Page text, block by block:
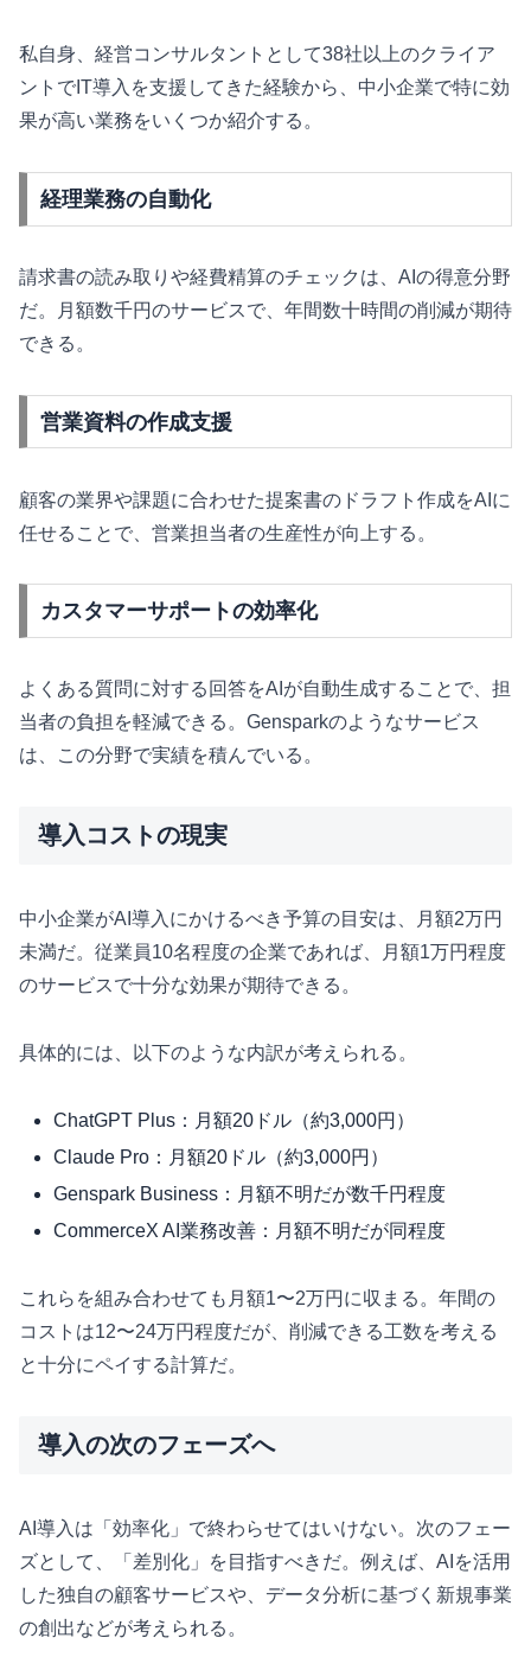
私自身、経営コンサルタントとして38社以上のクライア
ントでIT導入を支援してきた経験から、中小企業で特に効
果が高い業務をいくつか紹介する。
経理業務の自動化
請求書の読み取りや経費精算のチェックは、AIの得意分野
だ。月額数千円のサービスで、年間数十時間の削減が期待
できる。
営業資料の作成支援
顧客の業界や課題に合わせた提案書のドラフト作成をAIに
任せることで、営業担当者の生産性が向上する。
カスタマーサポートの効率化
よくある質問に対する回答をAIが自動生成することで、担
当者の負担を軽減できる。Gensparkのようなサービス
は、この分野で実績を積んでいる。
導入コストの現実
中小企業がAI導入にかけるべき予算の目安は、月額2万円
未満だ。従業員10名程度の企業であれば、月額1万円程度
のサービスで十分な効果が期待できる。
具体的には、以下のような内訳が考えられる。
ChatGPT Plus：月額20ドル（約3,000円）
Claude Pro：月額20ドル（約3,000円）
Genspark Business：月額不明だが数千円程度
CommerceX AI業務改善：月額不明だが同程度
これらを組み合わせても月額1〜2万円に収まる。年間の
コストは12〜24万円程度だが、削減できる工数を考える
と十分にペイする計算だ。
導入の次のフェーズへ
AI導入は「効率化」で終わらせてはいけない。次のフェー
ズとして、「差別化」を目指すべきだ。例えば、AIを活用
した独自の顧客サービスや、データ分析に基づく新規事業
の創出などが考えられる。